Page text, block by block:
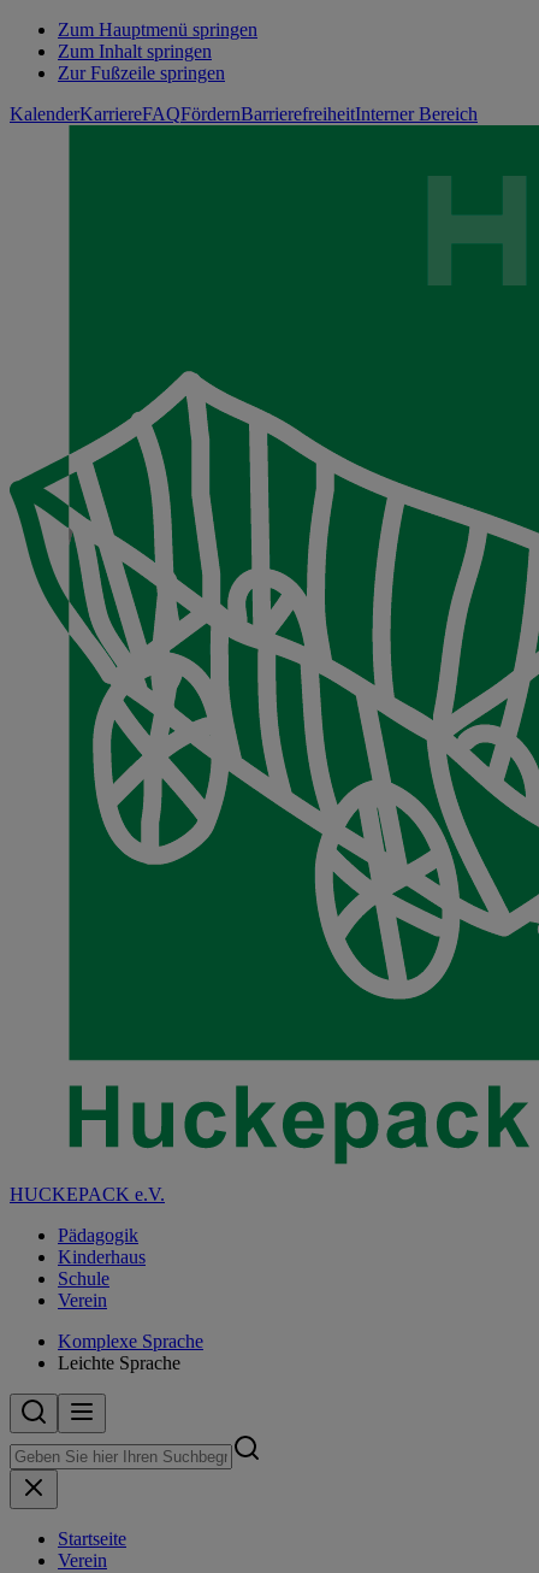
Zum Hauptmenü springen
Zum Inhalt springen
Zur Fußzeile springen
KalenderKarriereFAQFördernBarrierefreiheitInterner Bereich
HUCKEPACK e.V.
Pädagogik
Kinderhaus
Schule
Verein
Komplexe Sprache
Leichte Sprache
Startseite
Verein